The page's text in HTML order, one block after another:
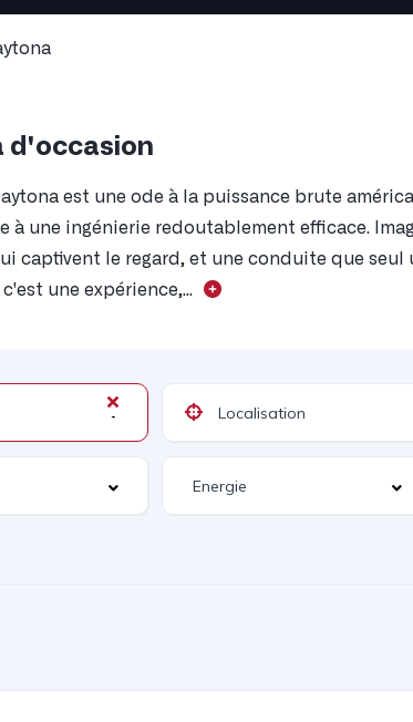
d'occasion
est une ode à la puissance brute
à une ingénierie redoutablement efficace.
captivent le regard, et une conduite que seul
une expérience,...